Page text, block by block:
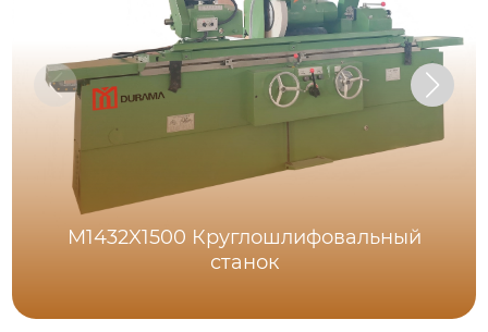
M1432X1500 Круглошлифовальный
станок